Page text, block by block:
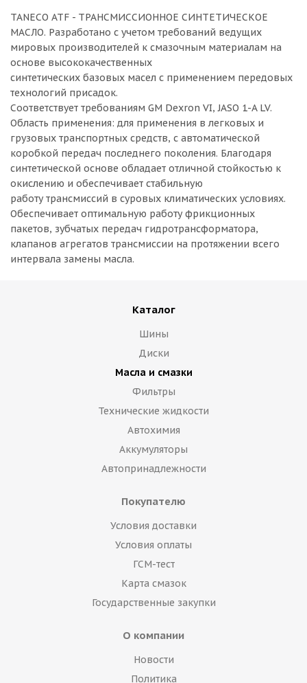
TANECO ATF - ТРАНСМИССИОННОЕ СИНТЕТИЧЕСКОЕ
МАСЛО. Разработано с учетом требований ведущих
мировых производителей к смазочным материалам на
основе высококачественных
синтетических базовых масел с применением передовых
технологий присадок.
Соответствует требованиям GM Dexron VI, JASO 1-A LV.
Область применения: для применения в легковых и
грузовых транспортных средств, с автоматической
коробкой передач последнего поколения. Благодаря
синтетической основе обладает отличной стойкостью к
окислению и обеспечивает стабильную
работу трансмиссий в суровых климатических условиях.
Обеспечивает оптимальную работу фрикционных
пакетов, зубчатых передач гидротрансформатора,
клапанов агрегатов трансмиссии на протяжении всего
интервала замены масла.
Каталог
Шины
Диски
Масла и смазки
Фильтры
Технические жидкости
Автохимия
Аккумуляторы
Автопринадлежности
Покупателю
Условия доставки
Условия оплаты
ГСМ-тест
Карта смазок
Государственные закупки
О компании
Новости
Политика